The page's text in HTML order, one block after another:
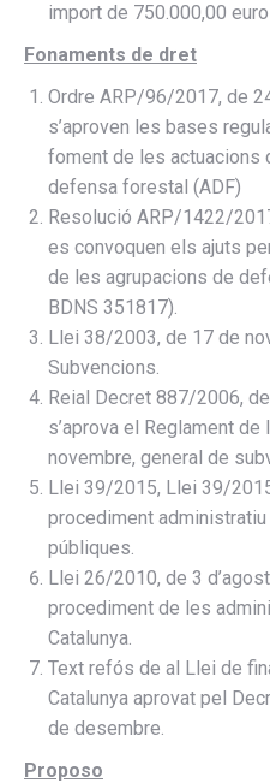
import de 750.000,00
Fonaments de dret
Ordre ARP/96/2017, de
s’aproven les bases
foment de les actuacions
defensa forestal (ADF)
Resolució ARP/1422/
es convoquen els ajuts
de les agrupacions de
BDNS 351817).
Llei 38/2003, de 17 de
Subvencions.
Reial Decret 887/2006,
s’aprova el Reglament
novembre, general de
Llei 39/2015, Llei 39/
procediment
públiques.
Llei 26/2010, de 3
procediment de les
Catalunya.
Text refós de al Llei de
Catalunya aprovat pel
de desembre.
Proposo